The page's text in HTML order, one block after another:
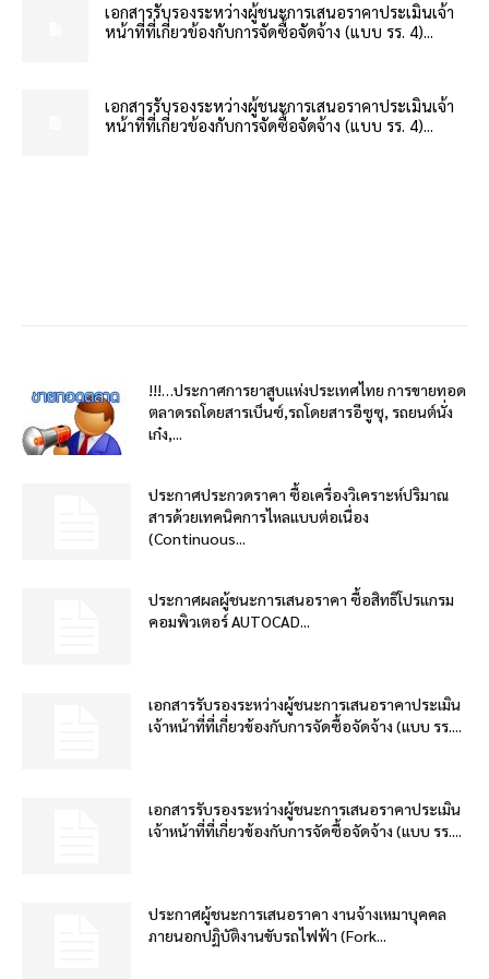
เอกสารรับรองระหว่างผู้ชนะการเสนอราคาประเมินเจ้า
หน้าที่ที่เกี่ยวข้องกับการจัดซื้อจัดจ้าง (แบบ รร. 4)...
เอกสารรับรองระหว่างผู้ชนะการเสนอราคาประเมินเจ้า
หน้าที่ที่เกี่ยวข้องกับการจัดซื้อจัดจ้าง (แบบ รร. 4)...
!!!…ประกาศการยาสูบแห่งประเทศไทย การขายทอด
ตลาดรถโดยสารเบ็นซ์,รถโดยสารอีซูซุ, รถยนต์นั่ง
เก๋ง,...
ประกาศประกวดราคา ซื้อเครื่องวิเคราะห์ปริมาณ
สารด้วยเทคนิคการไหลแบบต่อเนื่อง
(Continuous...
ประกาศผลผู้ชนะการเสนอราคา ซื้อสิทธิโปรแกรม
คอมพิวเตอร์ AUTOCAD...
เอกสารรับรองระหว่างผู้ชนะการเสนอราคาประเมิน
เจ้าหน้าที่ที่เกี่ยวข้องกับการจัดซื้อจัดจ้าง (แบบ รร....
เอกสารรับรองระหว่างผู้ชนะการเสนอราคาประเมิน
เจ้าหน้าที่ที่เกี่ยวข้องกับการจัดซื้อจัดจ้าง (แบบ รร....
ประกาศผู้ชนะการเสนอราคา งานจ้างเหมาบุคคล
ภายนอกปฏิบัติงานขับรถไฟฟ้า (Fork...